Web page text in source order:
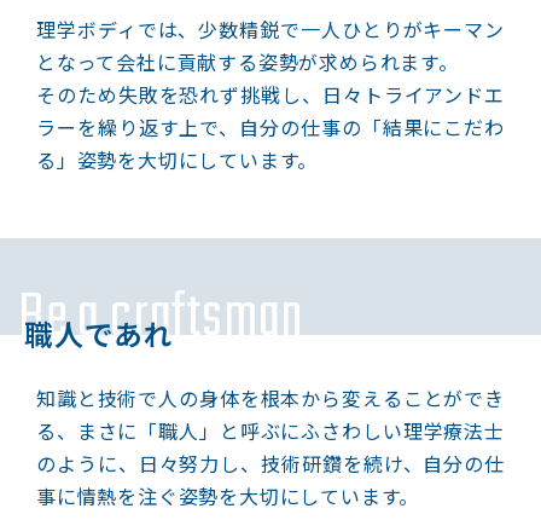
理学ボディでは、少数精鋭で一人ひとりがキーマン
となって会社に貢献する姿勢が求められます。
そのため失敗を恐れず挑戦し、日々トライアンドエ
ラーを繰り返す上で、自分の仕事の「結果にこだわ
る」姿勢を大切にしています。
Be a craftsman
職人であれ
知識と技術で人の身体を根本から変えることができ
る、まさに「職人」と呼ぶにふさわしい理学療法士
のように、日々努力し、技術研鑽を続け、自分の仕
事に情熱を注ぐ姿勢を大切にしています。